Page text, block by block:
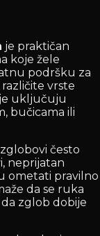
je praktičan
koje žele
podršku za
vrste
uključuju
bučicama ili
često
neprijatan
ometati pravilno
da se ruka
da zglob dobije